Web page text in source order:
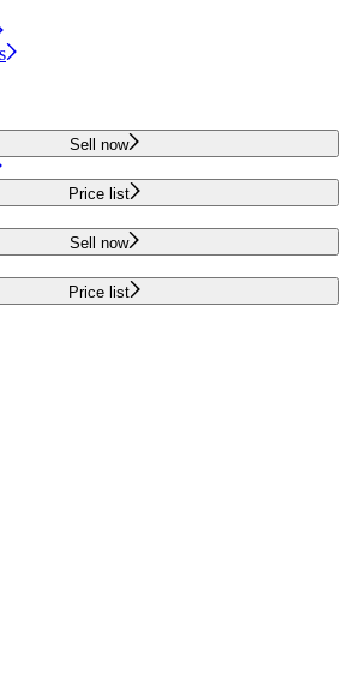
Sell now
Price list
Sell now
Price list